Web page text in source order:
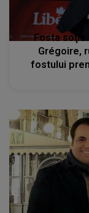
Fosta soţie
Grégoire,
fostului